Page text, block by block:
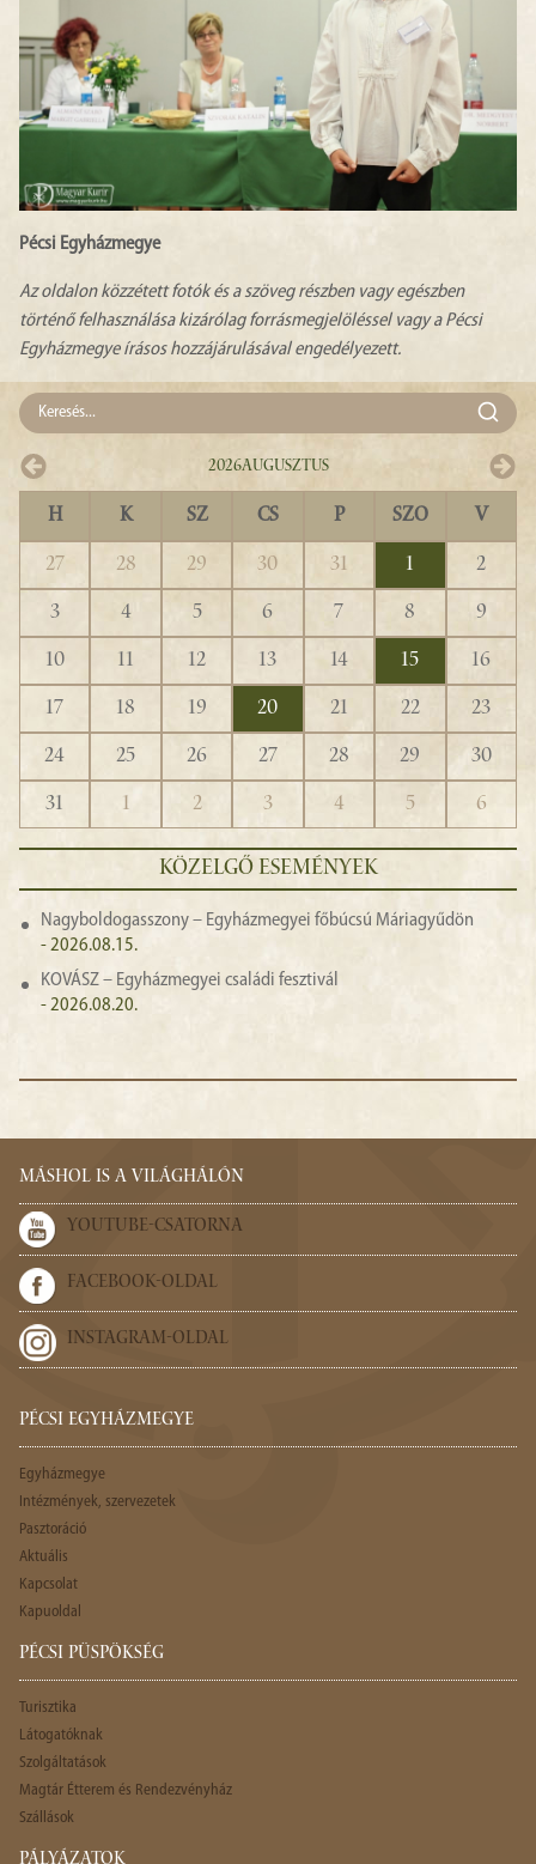
Pécsi Egyházmegye
Az oldalon közzétett fotók és a szöveg részben vagy egészben
történő felhasználása kizárólag forrásmegjelöléssel vagy a Pécsi
Egyházmegye írásos hozzájárulásával engedélyezett.
2026Augusztus
H K SZ CS P SZO V
27 28 29 30 31 1
2
3
4 5 6 7 8
9
10
11 12 13 14 15
16
17
18 19 20 21 22
23
24
25 26 27 28 29
30
31
1 2 3 4 5 6
KÖZELGŐ ESEMÉNYEK
Nagyboldogasszony – Egyházmegyei főbúcsú Máriagyűdön
- 2026.08.15.
KOVÁSZ – Egyházmegyei családi fesztivál
- 2026.08.20.
MÁSHOL IS A VILÁGHÁLÓN
YOUTUBE-CSATORNA
FACEBOOK-OLDAL
INSTAGRAM-OLDAL
PÉCSI EGYHÁZMEGYE
Egyházmegye
Intézmények, szervezetek
Pasztoráció
Aktuális
Kapcsolat
Kapuoldal
PÉCSI PÜSPÖKSÉG
Turisztika
Látogatóknak
Szolgáltatások
Magtár Étterem és Rendezvényház
Szállások